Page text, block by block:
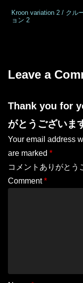
Kroon variation 2 / クル
ョン 2
Leave a
Thank you for
がとうございま
Your email address
are marked *
コメントありがとう
Comment*